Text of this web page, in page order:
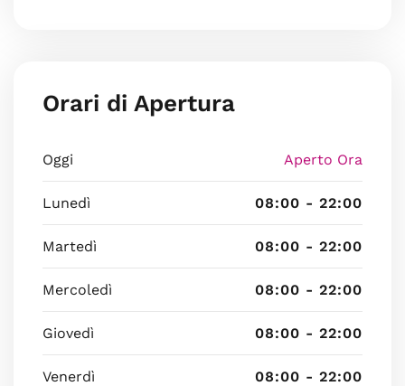
Orari di Apertura
Oggi Aperto Ora
Lunedì 08:00 - 22:00
Martedì 08:00 - 22:00
Mercoledì 08:00 - 22:00
Giovedì 08:00 - 22:00
Venerdì 08:00 - 22:00